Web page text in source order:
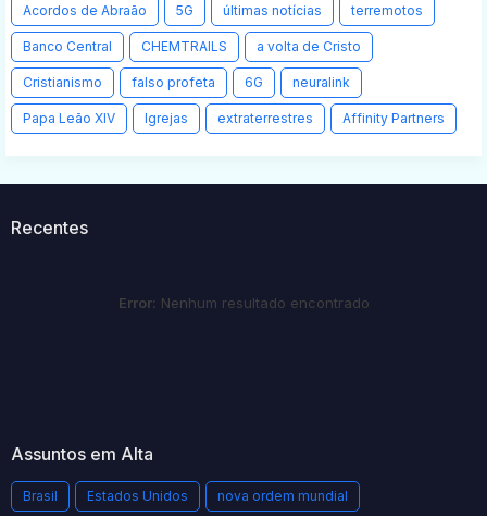
Acordos de Abraão 5G últimas notícias terremotos
Banco Central CHEMTRAILS a volta de Cristo
Cristianismo falso profeta 6G neuralink
Papa Leão XIV Igrejas extraterrestres Affinity Partners
Recentes
Error: Nenhum resultado encontrado
Assuntos em Alta
Brasil Estados Unidos nova ordem mundial